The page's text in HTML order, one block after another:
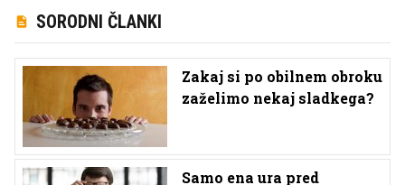
SORODNI ČLANKI
Zakaj si po obilnem obroku
zaželimo nekaj sladkega?
Samo ena ura pred